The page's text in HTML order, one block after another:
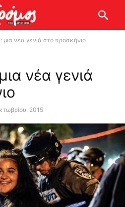
μια νέα γενιά στο προσκήνιο
νέα γενιά
2015